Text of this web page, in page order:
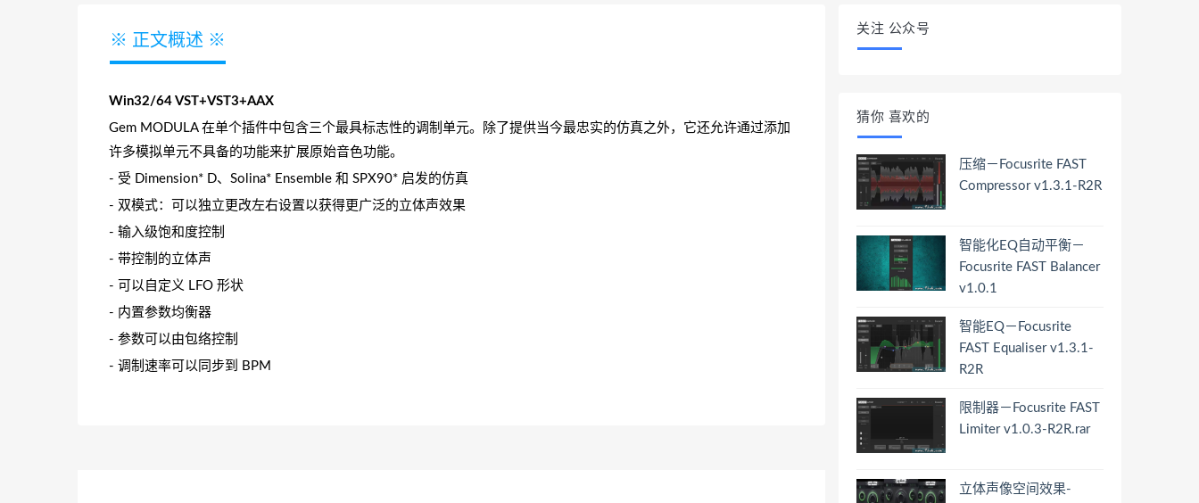
※ 正文概述 ※
Win32/64 VST+VST3+AAX
Gem MODULA 在单个插件中包含三个最具标志性的调制单元。除了提供当今最忠实的仿真之外，它还允许通过添加
许多模拟单元不具备的功能来扩展原始音色功能。
- 受 Dimension* D、Solina* Ensemble 和 SPX90* 启发的仿真
- 双模式：可以独立更改左右设置以获得更广泛的立体声效果
- 输入级饱和度控制
- 带控制的立体声
- 可以自定义 LFO 形状
- 内置参数均衡器
- 参数可以由包络控制
- 调制速率可以同步到 BPM
关注 公众号
猜你 喜欢的
压缩－Focusrite FAST
Compressor v1.3.1-R2R
智能化EQ自动平衡－
Focusrite FAST Balancer
v1.0.1
智能EQ－Focusrite
FAST Equaliser v1.3.1-
R2R
限制器－Focusrite FAST
Limiter v1.0.3-R2R.rar
立体声像空间效果-